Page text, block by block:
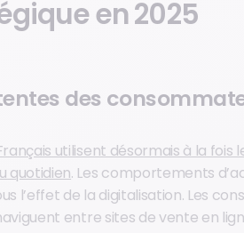
en 2025
des
utilisent désormais à la
quotidien. Les comportements
l’effet de la digitalisation. Les
entre sites de vente en